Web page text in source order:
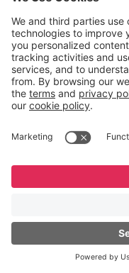
Memphis
CEO
uma
logística
verificar,
reintegrar